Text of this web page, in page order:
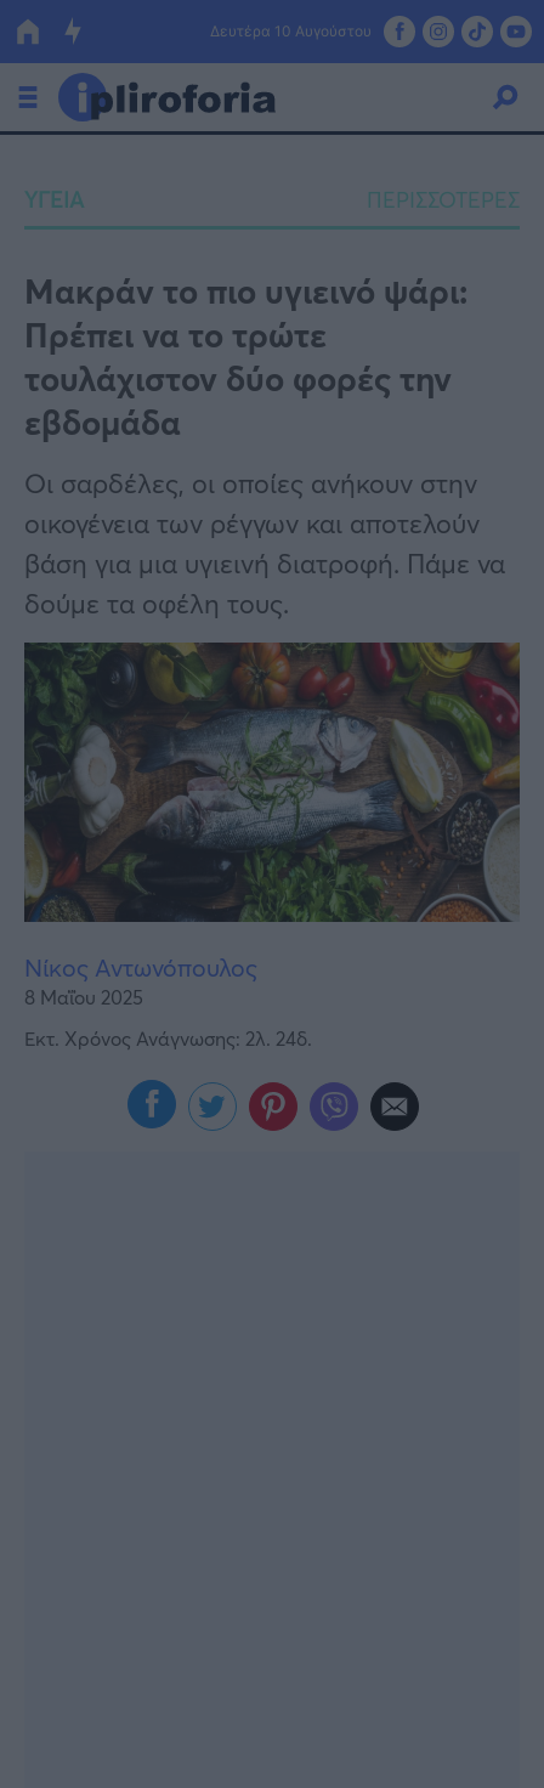
Δευτέρα 10 Αυγούστου
Οικονομία
Πολιτική
Τράπεζες
Επιδοτήσεις
ΕΣΠΑ
Κόσμος
Lifestyle
Αθλητικά
Υγεία
Γυναίκα
Καιρός
ΥΓΕΙΑ ΠΕΡΙΣΣΟΤΕΡΕΣ
Μακράν το πιο υγιεινό ψάρι:
Πρέπει να το τρώτε
τουλάχιστον δύο φορές την
εβδομάδα
Οι σαρδέλες, οι οποίες ανήκουν στην
οικογένεια των ρέγγων και αποτελούν
βάση για μια υγιεινή διατροφή. Πάμε να
δούμε τα οφέλη τους.
Νίκος Αντωνόπουλος
8 Μαΐου 2025
Εκτ. Χρόνος Ανάγνωσης: 2λ. 24δ.